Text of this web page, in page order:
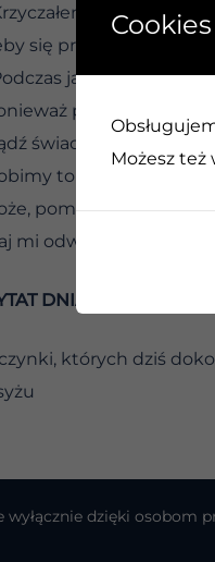
się przesunął i mnie
jazdy
próbowałem
świadomy
to sobie sami.
pomóż mi być
mi odwagę, abym
DNIA
których dziś
wyłącznie dzięki
Cookies
Możesz też